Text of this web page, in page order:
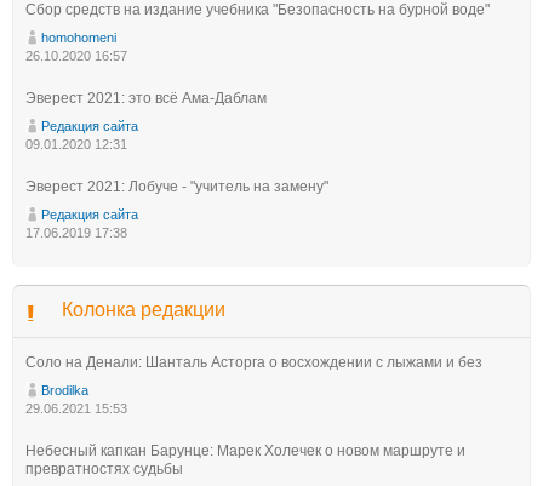
Сбор средств на издание учебника "Безопасность на бурной воде"
homohomeni
26.10.2020 16:57
Эверест 2021: это всё Ама-Даблам
Редакция сайта
09.01.2020 12:31
Эверест 2021: Лобуче - "учитель на замену"
Редакция сайта
17.06.2019 17:38
Колонка редакции
Соло на Денали: Шанталь Асторга о восхождении с лыжами и без
Brodilka
29.06.2021 15:53
Небесный капкан Барунце: Марек Холечек о новом маршруте и
превратностях судьбы